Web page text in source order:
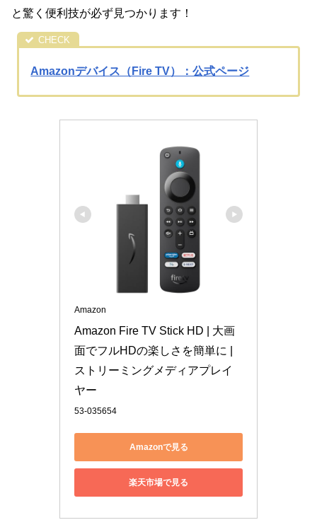
と驚く便利技が必ず見つかります！
Amazonデバイス（Fire TV）：公式ページ
Amazon
Amazon Fire TV Stick HD | 大画
面でフルHDの楽しさを簡単に |
ストリーミングメディアプレイ
ヤー
53-035654
Amazonで見る
楽天市場で見る